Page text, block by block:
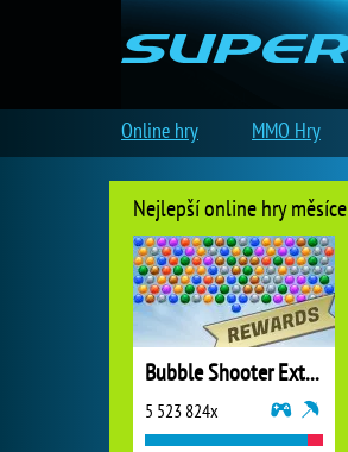
Nejlepší online hry měsíce
Bubble Shooter Extreme
5 523 824x
Online hry MMO Hry